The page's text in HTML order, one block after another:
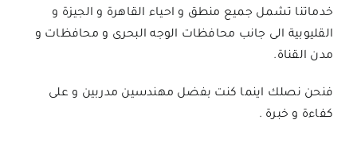
خدماتنا تشمل جميع منطق و احياء القاهرة و الجيزة و
القليوبية الى جانب محافظات الوجه البحرى و محافظات و
مدن القناة.
فنحن نصلك اينما كنت بفضل مهندسين مدربين و على
كفاءة و خبرة .